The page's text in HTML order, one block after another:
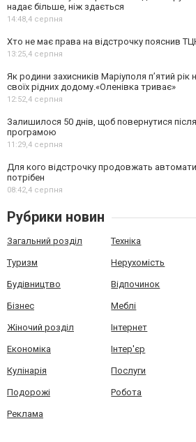
надає більше, ніж здається
14:48,4 серпня
Хто не має права на відстрочку пояснив
13:25,4 серпня
Як родини захисників Маріуполя пʼятий
своїх рідних додому.«Оленівка триває»
12:52,4 серпня
Залишилося 50 днів, щоб повернутися
програмою
11:29,4 серпня
Для кого відстрочку продовжать
потрібен
08:42,4 серпня
Рубрики новин
Загальний розділ Техніка
Туризм Нерухомість
Будівництво Відпочинок
Бізнес Меблі
Жіночий розділ Інтернет
Економіка Інтер'єр
Кулінарія Послуги
Подорожі Робота
Реклама